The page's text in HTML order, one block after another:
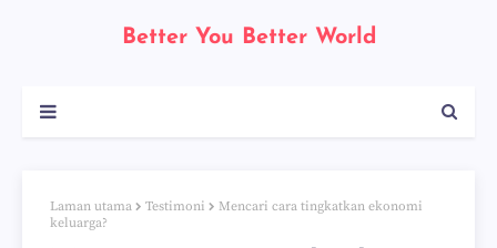
Better You Better World
Laman utama Testimoni
Mencari cara tingkatkan ekonomi
keluarga?